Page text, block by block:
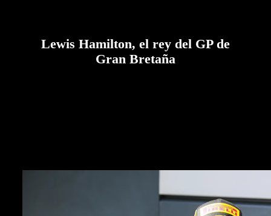
Lewis Hamilton, el rey del GP de
Gran Bretaña